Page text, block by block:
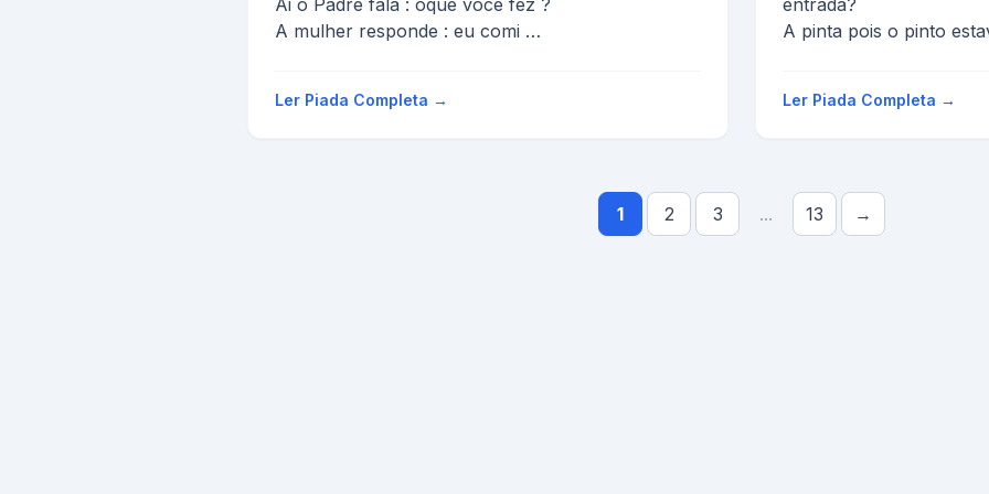
Ai o Padre fala : oque você fez ?
A mulher responde : eu comi
Ler Piada Completa →
entrada?
A pinta pois o pinto
Ler Piada Completa →
1 2 3 ... 13 →